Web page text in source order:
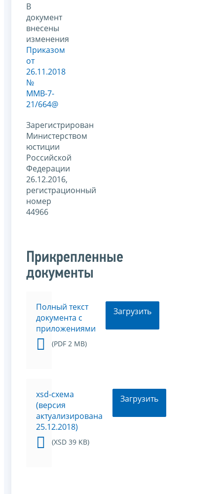
В
документ
внесены
изменения
Приказом
от
26.11.2018
№
ММВ-7-
21/664@
Зарегистрирован
Министерством
юстиции
Российской
Федерации
26.12.2016,
регистрационный
номер
44966
Прикрепленные
документы
Полный текст
документа с
приложениями
(PDF 2 MB)
Загрузить
xsd-схема
(версия
актуализирована
25.12.2018)
(XSD 39 KB)
Загрузить